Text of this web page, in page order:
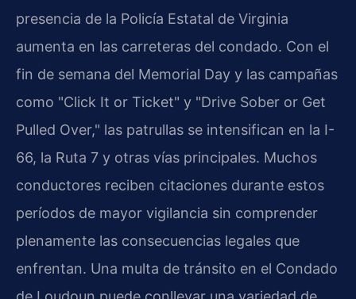
presencia de la Policía Estatal de Virginia
aumenta en las carreteras del condado. Con el
fin de semana del Memorial Day y las campañas
como "Click It or Ticket" y "Drive Sober or Get
Pulled Over," las patrullas se intensifican en la I-
66, la Ruta 7 y otras vías principales. Muchos
conductores reciben citaciones durante estos
períodos de mayor vigilancia sin comprender
plenamente las consecuencias legales que
enfrentan. Una multa de tránsito en el Condado